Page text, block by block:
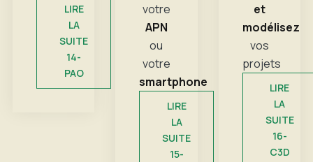
LIRE
LA
SUITE
14-
PAO
votre
APN
ou
votre
smartphone
LIRE
LA
SUITE
15-
et
modélisez
vos
projets
LIRE
LA
SUITE
16-
C3D